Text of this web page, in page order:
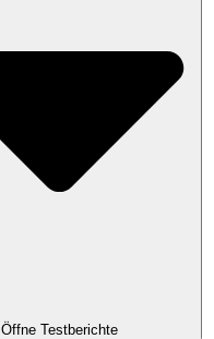
Öffne Testberichte